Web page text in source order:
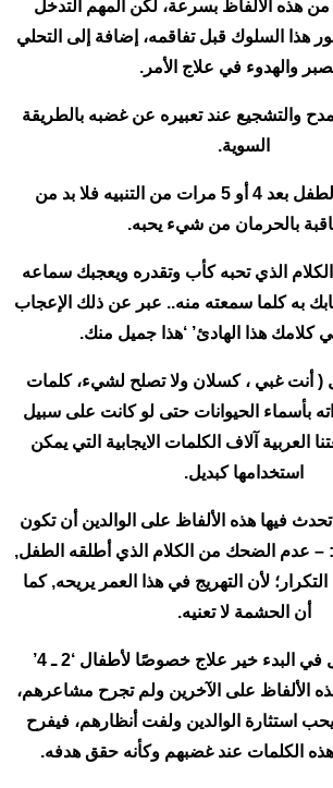
هذه الألفاظ بسرعة، لكن المهم التدخل
هذا السلوك قبل تفاقمه، إضافة إلى التحلي
والهدوء في علاج الأمر.
والتشجيع عند تعبيره عن غضبه بالطريقة
السوية.
– إن لم يستجب الطفل بعد 4 أو 5 مرات من التنبيه فلا بد من
بالحرمان من شيء يحبه.
الذي تحبه كأب وتقدره ويعجبك سماعه
به كلما سمعته منه.. عبر عن ذلك الإعجاب
كلامك هذا الهادئ’ ‘هذا جميل منك.
أنت غبي ، كسلان ولا تصلح لشيء، كلمات
بأسماء الحيوانات حتى لو كانت على سبيل
العربية آلاف الكلمات الايجابية التي يمكن
استخدامها كبديل.
فيها هذه الألفاظ على الوالدين أن تكون
– عدم الضحك من الكلام الذي أطلقه الطفل,
لأن التهريج في هذا العمر يريحه, كما
أن الحشمة لا تعنيه.
– قد يكون التجاهل في البدء خير علاج خصوصًا لأطفال ‘2 ـ 4’
الألفاظ على الآخرين ولم تجرح مشاعرهم،
استثارة الوالدين ولفت أنظارهم، فيفرح
الكلمات عند غضبهم وكأنه حقق هدفه.